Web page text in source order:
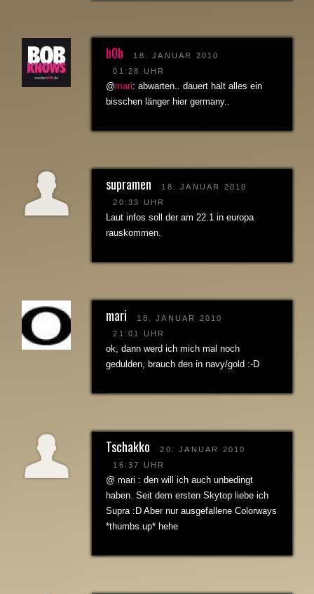
b0b
18. JANUAR 2010
01:28 UHR
@mari: abwarten.. dauert halt alles ein
bisschen länger hier germany..
supramen
18. JANUAR 2010
20:33 UHR
Laut infos soll der am 22.1 in europa
rauskommen.
mari
18. JANUAR 2010
21:01 UHR
ok, dann werd ich mich mal noch
gedulden, brauch den in navy/gold :-D
Tschakko
20. JANUAR 2010
16:37 UHR
@ mari : den will ich auch unbedingt
haben. Seit dem ersten Skytop liebe ich
Supra :D Aber nur ausgefallene Colorways
*thumbs up* hehe